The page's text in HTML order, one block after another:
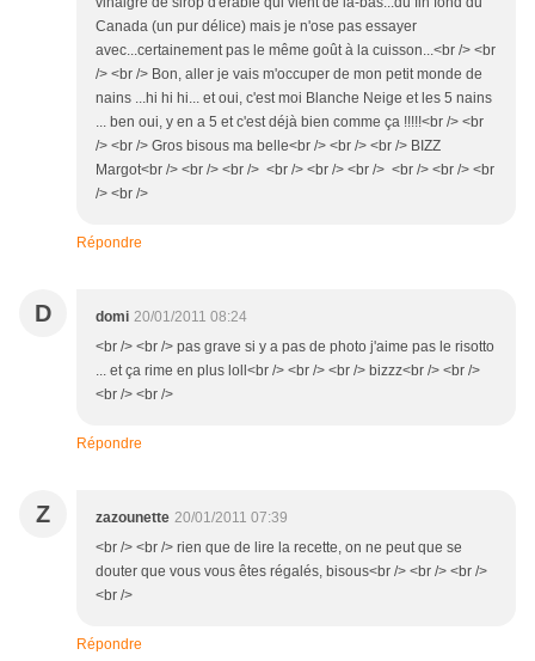
Canada (un pur délice) mais je n'ose pas essayer
avec...certainement pas le même goût à la cuisson...<br /> <br
/> <br /> Bon, aller je vais m'occuper de mon petit monde de
nains ...hi hi hi... et oui, c'est moi Blanche Neige et les 5 nains
... ben oui, y en a 5 et c'est déjà bien comme ça !!!!!<br /> <br
/> <br /> Gros bisous ma belle<br /> <br /> <br /> BIZZ
Margot<br /> <br /> <br /> <br /> <br /> <br /> <br /> <br /> <br
/> <br />
Répondre
D domi 20/01/2011 08:24
<br /> <br /> pas grave si y a pas de photo j'aime pas le risotto
... et ça rime en plus loll<br /> <br /> <br /> bizzz<br /> <br />
<br /> <br />
Répondre
Z zazounette 20/01/2011 07:39
<br /> <br /> rien que de lire la recette, on ne peut que se
douter que vous vous êtes régalés, bisous<br /> <br /> <br />
<br />
Répondre